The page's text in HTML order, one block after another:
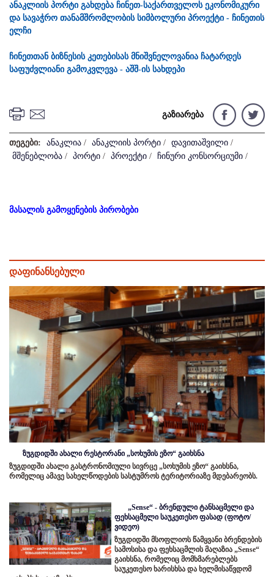
ანაკლიის პორტი გახდება ჩინეთ-საქართველოს ეკონომიკური
და სავაჭრო თანამშრომლობის სიმბოლური პროექტი - ჩინეთის
ელჩი
ჩინეთთან ბიზნესის კეთებისას მნიშვნელოვანია ჩატარდეს
საფუძვლიანი გამოკვლევა - აშშ-ის სახდეპი
გაზიარება
თეგები: ანაკლია / ანაკლიის პორტი / დავითაშვილი /
მშენებლობა / პორტი / პროექტი / ჩინური კონსორციუმი /
მასალის გამოყენების პირობები
დაფინანსებული
ზუგდიდში ახალი რესტორანი „სოხუმის ეზო“ გაიხსნა
ზუგდიდში ახალი გასტრონომიული სივრცე „სოხუმის ეზო“ გაიხსნა,
რომელიც ამავე სახელწოდების სასტუმროს ტერიტორიაზე მდებარეობს.
„Sense“ - ბრენდული ტანსაცმელი და
ფეხსაცმელი საუკეთესო ფასად (ფოტო/
ვიდეო)
ზუგდიდში მსოფლიოს წამყვანი ბრენდების
სამოსისა და ფეხსაცმლის მაღაზია „Sense“
გაიხსნა, რომელიც მომხმარებლებს
საუკეთესო ხარისხსა და ხელმისაწვდომ